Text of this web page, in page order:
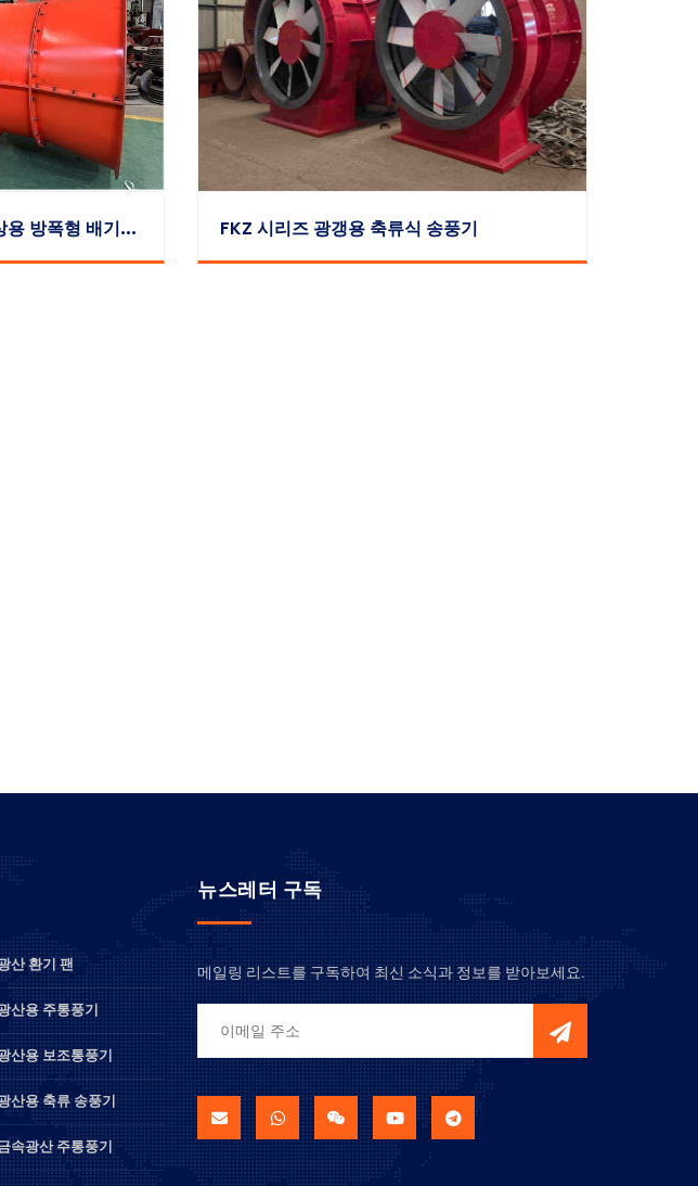
F
BCDZ 시리즈 석탄광 지상용 방폭형 배기식 대향 회전 축류 송풍기 FKZ 시리즈 광갱용 축류식 송풍기
산 환기 팬
산용 주통풍기
산용 보조통풍기
산용 축류 송풍기
속광산 주통풍기
뉴스레터 구독
메일링 리스트를 구독하여 최신 소식과 정보를 받아보세요.